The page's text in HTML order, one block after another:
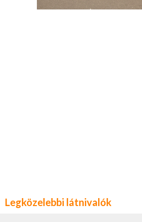
Legközelebbi látnivalók